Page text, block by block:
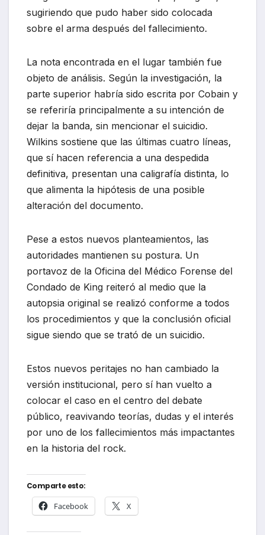
sugiriendo que pudo haber sido colocada
sobre el arma después del fallecimiento.
La nota encontrada en el lugar también fue
objeto de análisis. Según la investigación, la
parte superior habría sido escrita por Cobain y
se referiría principalmente a su intención de
dejar la banda, sin mencionar el suicidio.
Wilkins sostiene que las últimas cuatro líneas,
que sí hacen referencia a una despedida
definitiva, presentan una caligrafía distinta, lo
que alimenta la hipótesis de una posible
alteración del documento.
Pese a estos nuevos planteamientos, las
autoridades mantienen su postura. Un
portavoz de la Oficina del Médico Forense del
Condado de King reiteró al medio que la
autopsia original se realizó conforme a todos
los procedimientos y que la conclusión oficial
sigue siendo que se trató de un suicidio.
Estos nuevos peritajes no han cambiado la
versión institucional, pero sí han vuelto a
colocar el caso en el centro del debate
público, reavivando teorías, dudas y el interés
por uno de los fallecimientos más impactantes
en la historia del rock.
Comparte esto:
Facebook X